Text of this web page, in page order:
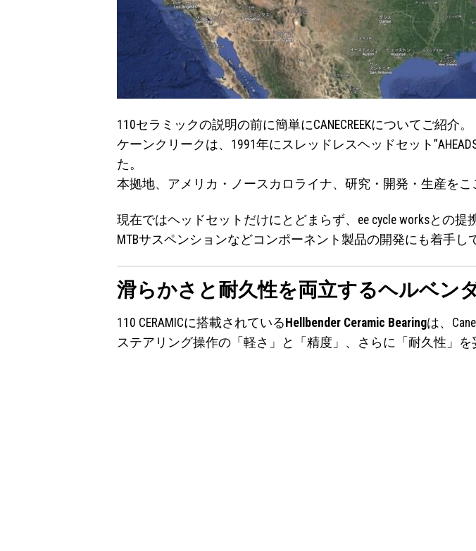
110セラミックの説明の前に簡単にCANECREEKについてご紹介。
ケーンクリークは、1991年にスレッドレスヘッドセット
た。
本拠地、アメリカ・ノースカロライナ、研究・開発・生産をこ
現在ではヘッドセットだけにとどまらず、ee cycle worksとの
MTBサスペンションなどコンポーネント製品の開発にも着手し
滑らかさと耐久性を両立するヘルベン
110 CERAMICに搭載されているHellbender Ceramic Bearingは、
ステアリング操作の「軽さ」と「精度」、さらに「耐久性」を